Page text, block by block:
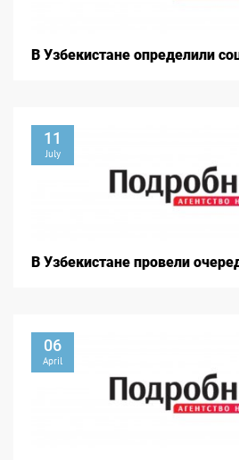
В Узбекистане определили
11
July
В Узбекистане провели
06
April